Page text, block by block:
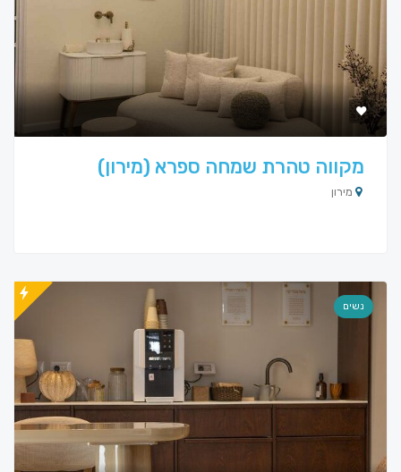
מקווה טהרת שמחה ספרא (מירון)
מירון
נשים